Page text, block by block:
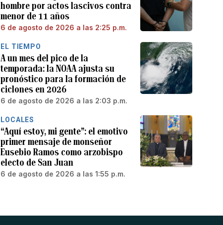
hombre por actos lascivos contra
menor de 11 años
6 de agosto de 2026 a las 2:25 p.m.
EL TIEMPO
A un mes del pico de la
temporada: la NOAA ajusta su
pronóstico para la formación de
ciclones en 2026
6 de agosto de 2026 a las 2:03 p.m.
LOCALES
“Aquí estoy, mi gente”: el emotivo
primer mensaje de monseñor
Eusebio Ramos como arzobispo
electo de San Juan
6 de agosto de 2026 a las 1:55 p.m.